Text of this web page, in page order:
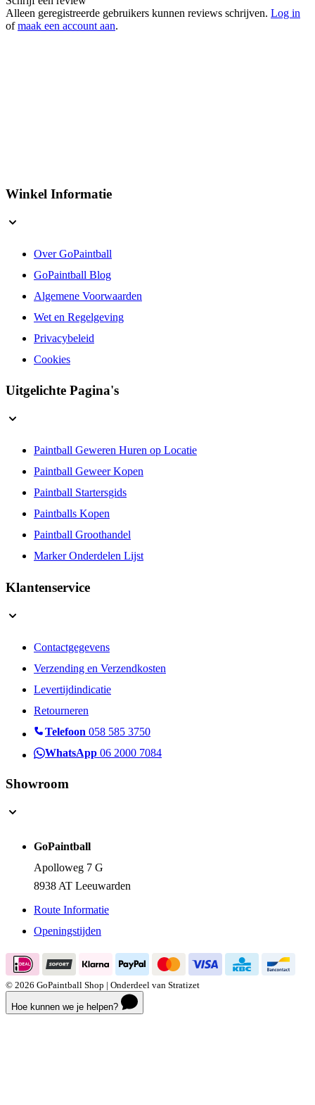
Alleen geregistreerde gebruikers kunnen reviews schrijven. Log in
ofmaak een account aan.
Winkel Informatie
Over GoPaintball
GoPaintball Blog
Algemene Voorwaarden
Wet en Regelgeving
Privacybeleid
Cookies
Uitgelichte Pagina's
Paintball Geweren Huren op Locatie
Paintball Geweer Kopen
Paintball Startersgids
Paintballs Kopen
Paintball Groothandel
Marker Onderdelen Lijst
Klantenservice
Contactgegevens
Verzending en Verzendkosten
Levertijdindicatie
Retourneren
Telefoon 058 585 3750
WhatsApp 06 2000 7084
Showroom
GoPaintball
Apolloweg 7 G
8938 AT Leeuwarden
Route Informatie
Openingstijden
© 2026 GoPaintball Shop | Onderdeel van Stratizet
Hoe kunnen we je helpen?